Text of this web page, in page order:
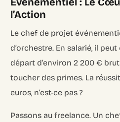
l’Action
Le chef de projet
d’orchestre. En salarié, il
départ d’environ 2 200 €
toucher des primes. La
euros, n’est-ce pas ?
Passons au freelance. Un